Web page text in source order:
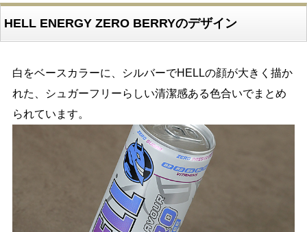
HELL ENERGY ZERO BERRYのデザイン
白をベースカラーに、シルバーでHELLの顔が大きく描か
れた、シュガーフリーらしい清潔感ある色合いでまとめ
られています。